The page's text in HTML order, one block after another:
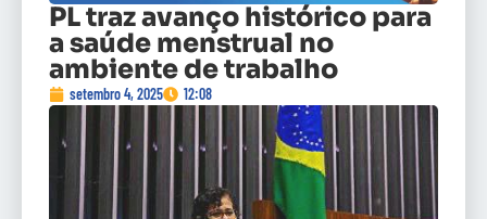
PL traz avanço histórico para
a saúde menstrual no
ambiente de trabalho
setembro 4, 2025 12:08